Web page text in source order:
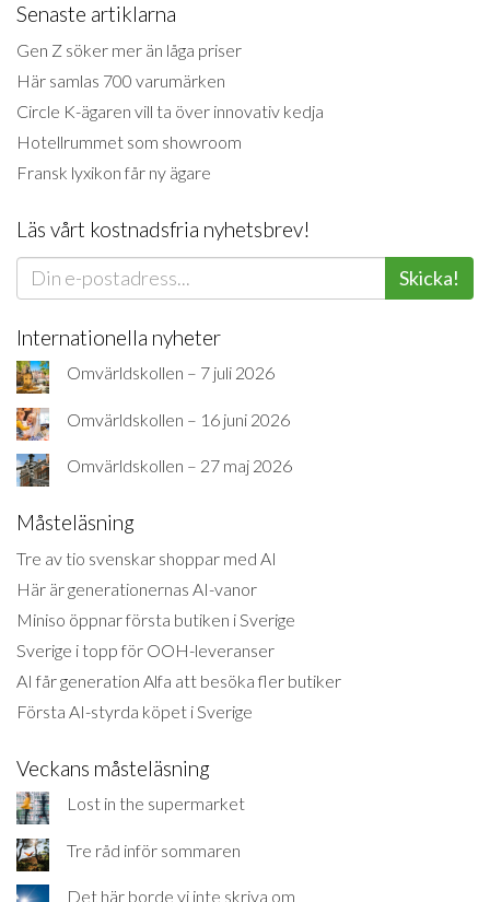
Senaste artiklarna
Gen Z söker mer än låga priser
Här samlas 700 varumärken
Circle K-ägaren vill ta över innovativ kedja
Hotellrummet som showroom
Fransk lyxikon får ny ägare
Läs vårt kostnadsfria nyhetsbrev!
Skicka!
Internationella nyheter
Omvärldskollen – 7 juli 2026
Omvärldskollen – 16 juni 2026
Omvärldskollen – 27 maj 2026
Måsteläsning
Tre av tio svenskar shoppar med AI
Här är generationernas AI-vanor
Miniso öppnar första butiken i Sverige
Sverige i topp för OOH-leveranser
AI får generation Alfa att besöka fler butiker
Första AI-styrda köpet i Sverige
Veckans måsteläsning
Lost in the supermarket
Tre råd inför sommaren
Det här borde vi inte skriva om